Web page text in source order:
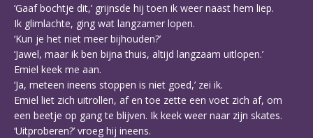
‘Gaaf bochtje dit,’ grijnsde hij toen ik weer naast hem liep.
Ik glimlachte, ging wat langzamer lopen.
‘Kun je het niet meer bijhouden?’
‘Jawel, maar ik ben bijna thuis, altijd langzaam uitlopen.’
Emiel keek me aan.
‘Ja, meteen ineens stoppen is niet goed,’ zei ik.
Emiel liet zich uitrollen, af en toe zette een voet zich af, om
een beetje op gang te blijven. Ik keek weer naar zijn skates.
‘Uitproberen?’ vroeg hij ineens.